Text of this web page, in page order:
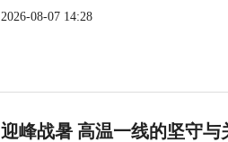
2026-08-07 14:28
迎峰战暑 高温一线的坚守与